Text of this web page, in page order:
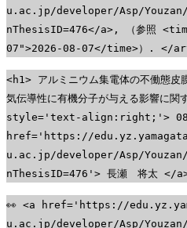
u.ac.jp/developer/Asp/Youzan/
nThesisID=476</a>, （参照
07">2026-08-07</time>）.
<h1> アルミニウム集電体の不働態皮
気伝導性に有機分子が与える影響に
style='text-align:right;'>
href='https://
u.ac.jp/developer/Asp/Youzan/
nThesisID=476'> 長瀬 将太 </
👀 <a href='https://
u.ac.jp/developer/Asp/Youzan/